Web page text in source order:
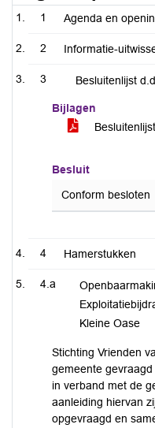
1 Agenda en
2 Informatie-
3 Besluitenlijst
Bijlagen
Besluit
Conform besloten
4 Hamerstukken
4.a
Kleine Oase
Stichting Vrienden
gemeente
in verband met de
aanleiding hiervan
opgevraagd en